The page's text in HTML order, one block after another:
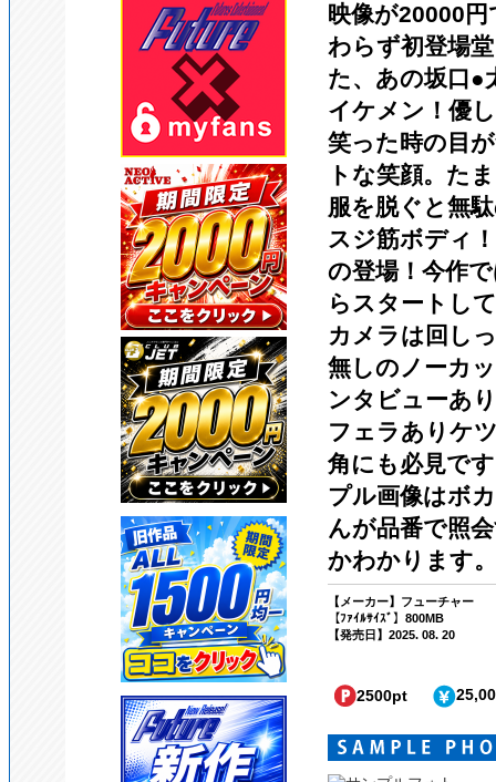
映像が20000
わらず初登場
た、あの坂口●
イケメン！優
笑った時の目
トな笑顔。た
服を脱ぐと無
スジ筋ボディ
の登場！今作
らスタートし
カメラは回し
無しのノーカ
ンタビューあ
フェラありケ
角にも必見で
プル画像はボ
んが品番で照
かわかります。
【メーカー】フューチャー
【ﾌｧｲﾙｻｲｽﾞ】800MB
【発売日】2025. 08. 20
2500pt